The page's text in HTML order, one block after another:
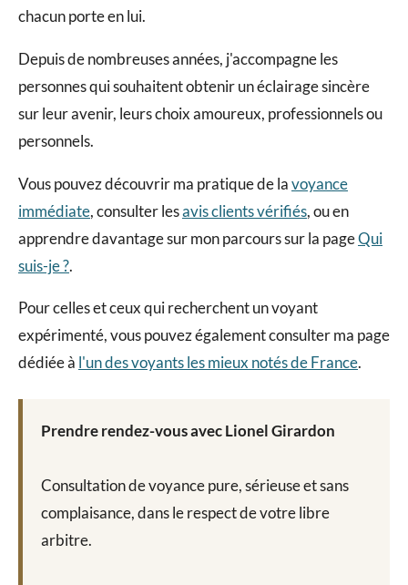
chacun porte en lui.
Depuis de nombreuses années, j'accompagne les
personnes qui souhaitent obtenir un éclairage sincère
sur leur avenir, leurs choix amoureux, professionnels ou
personnels.
Vous pouvez découvrir ma pratique de la voyance
immédiate, consulter lesavis clients vérifiés, ou en
apprendre davantage sur mon parcours sur la pageQui
suis-je ?.
Pour celles et ceux qui recherchent un voyant
expérimenté, vous pouvez également consulter ma page
dédiée à l'un des voyants les mieux notés de France.
Prendre rendez-vous avec Lionel Girardon
Consultation de voyance pure, sérieuse et sans
complaisance, dans le respect de votre libre
arbitre.